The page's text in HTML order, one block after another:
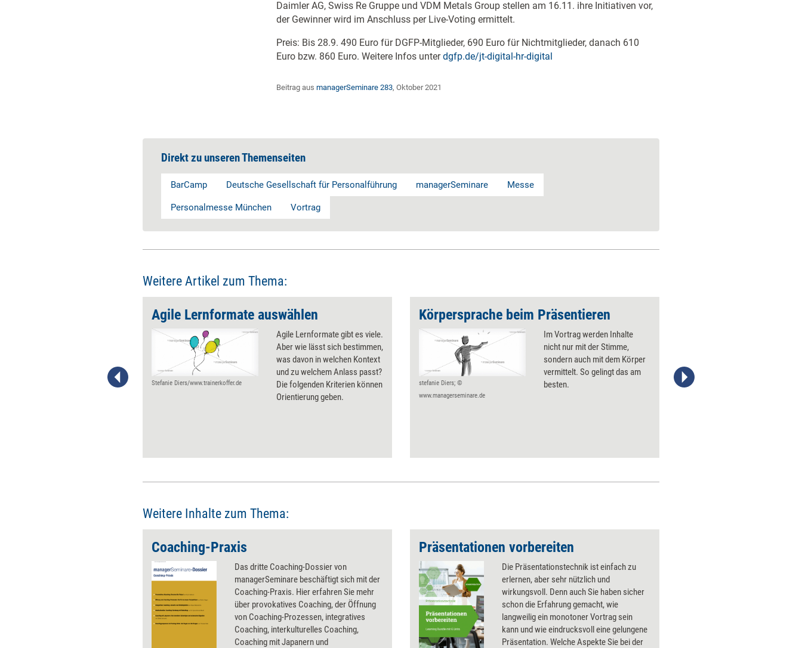
Daimler AG, Swiss Re Gruppe und VDM Metals Group stellen am 16.11. ihre Initiativen vor,
der Gewinner wird im Anschluss per Live-Voting ermittelt.
Preis: Bis 28.9. 490 Euro für DGFP-Mitglieder, 690 Euro für Nichtmitglieder, danach 610
Euro bzw. 860 Euro. Weitere Infos unterdgfp.de/jt-digital-hr-digital
Beitrag aus managerSeminare 283, Oktober 2021
Direkt zu unseren Themenseiten
BarCamp Deutsche Gesellschaft für Personalführung managerSeminare Messe
Personalmesse München Vortrag
Weitere Artikel zum Thema:
Vortragende. Mit den richtigen
Agile Lernformate auswählen
Stefanie Diers/www.trainerkoffer.de
Agile Lernformate gibt es viele.
Aber wie lässt sich bestimmen,
was davon in welchen Kontext
und zu welchem Anlass passt?
Die folgenden Kriterien können
Orientierung geben.
Körpersprache beim Präsentieren
stefanie Diers; ©
www.managerseminare.de
Im Vortrag werden Inhalte
nicht nur mit der Stimme,
sondern auch mit dem Körper
vermittelt. So gelingt das am
besten.
Ralf Steuer
Weitere Inhalte zum Thema:
Coaching-Praxis
Das dritte Coaching-Dossier von
managerSeminare beschäftigt sich mit der
Coaching-Praxis. Hier erfahren Sie mehr
über provokatives Coaching, der Öffnung
von Coaching-Prozessen, integratives
Coaching, interkulturelles Coaching,
Coaching mit Japanern und
Präsentationen vorbereiten
Die Präsentationstechnik ist einfach zu
erlernen, aber sehr nützlich und
wirkungsvoll. Denn auch Sie haben sicher
schon die Erfahrung gemacht, wie
langweilig ein monotoner Vortrag sein
kann und wie eindrucksvoll eine gelungene
Präsentation. Welche Aspekte Sie bei der